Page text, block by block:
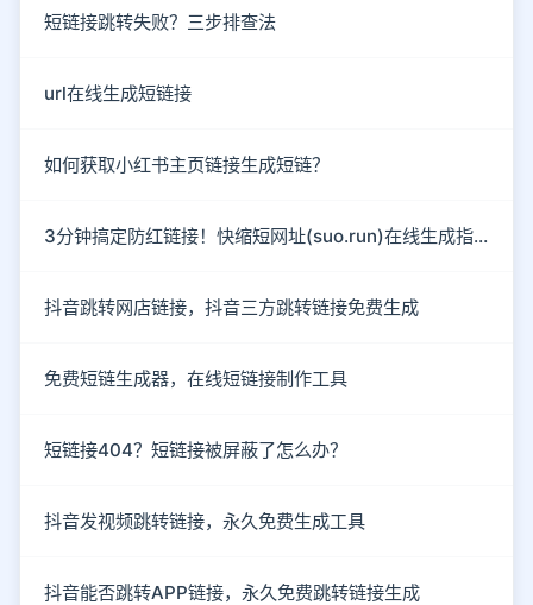
短链接跳转失败？三步排查法
url在线生成短链接
如何获取小红书主页链接生成短链？
3分钟搞定防红链接！快缩短网址(suo.run)在线生成指南
抖音跳转网店链接，抖音三方跳转链接免费生成
免费短链生成器，在线短链接制作工具
短链接404？短链接被屏蔽了怎么办？
抖音发视频跳转链接，永久免费生成工具
抖音能否跳转APP链接，永久免费跳转链接生成